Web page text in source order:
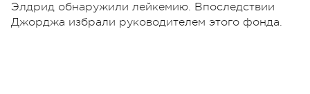
Элдрид обнаружили лейкемию. Впоследствии
Джорджа избрали руководителем этого фонда.